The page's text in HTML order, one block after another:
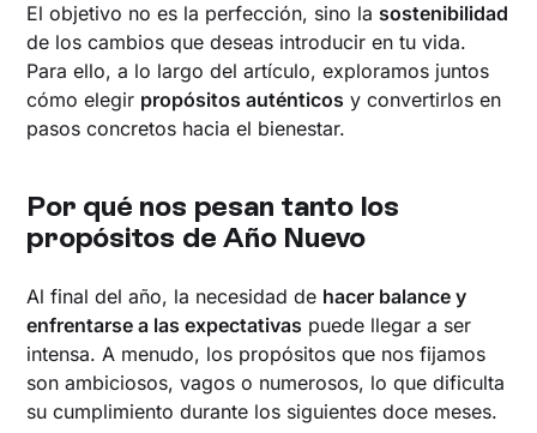
El objetivo no es la perfección, sino la sostenibilidad
de los cambios que deseas introducir en tu vida.
Para ello, a lo largo del artículo, exploramos juntos
cómo elegir propósitos auténticos y convertirlos en
pasos concretos hacia el bienestar.
Por qué nos pesan tanto los
propósitos de Año Nuevo
Al final del año, la necesidad de hacer balance y
enfrentarse a las expectativas puede llegar a ser
intensa. A menudo, los propósitos que nos fijamos
son ambiciosos, vagos o numerosos, lo que dificulta
su cumplimiento durante los siguientes doce meses.